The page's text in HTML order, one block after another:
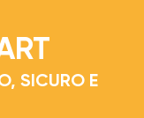
SICURO E